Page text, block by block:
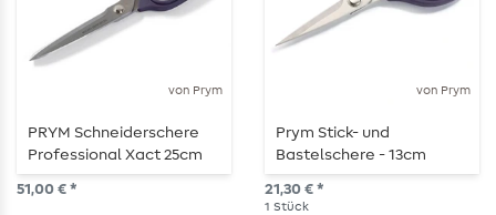
von Prym
PRYM Schneiderschere
Professional Xact 25cm
51,00 € *
von Prym
Prym Stick- und
Bastelschere - 13cm
21,30 € *
1 Stück